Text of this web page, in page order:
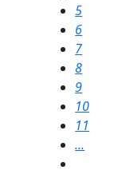
5
6
7
8
9
10
11
...